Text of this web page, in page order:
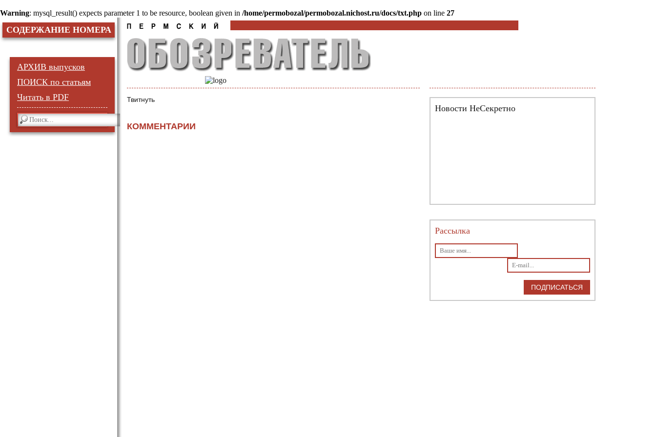
Warning: mysql_result() expects parameter 1 to be resource, boolean given in /home/permobozal/permobozal.nichost.ru/docs/txt.php on line 27
СОДЕРЖАНИЕ НОМЕРА
АРХИВ выпусков
ПОИСК по статьям
Читать в PDF
Твитнуть
КОММЕНТАРИИ
Новости НеСекретно
Рассылка